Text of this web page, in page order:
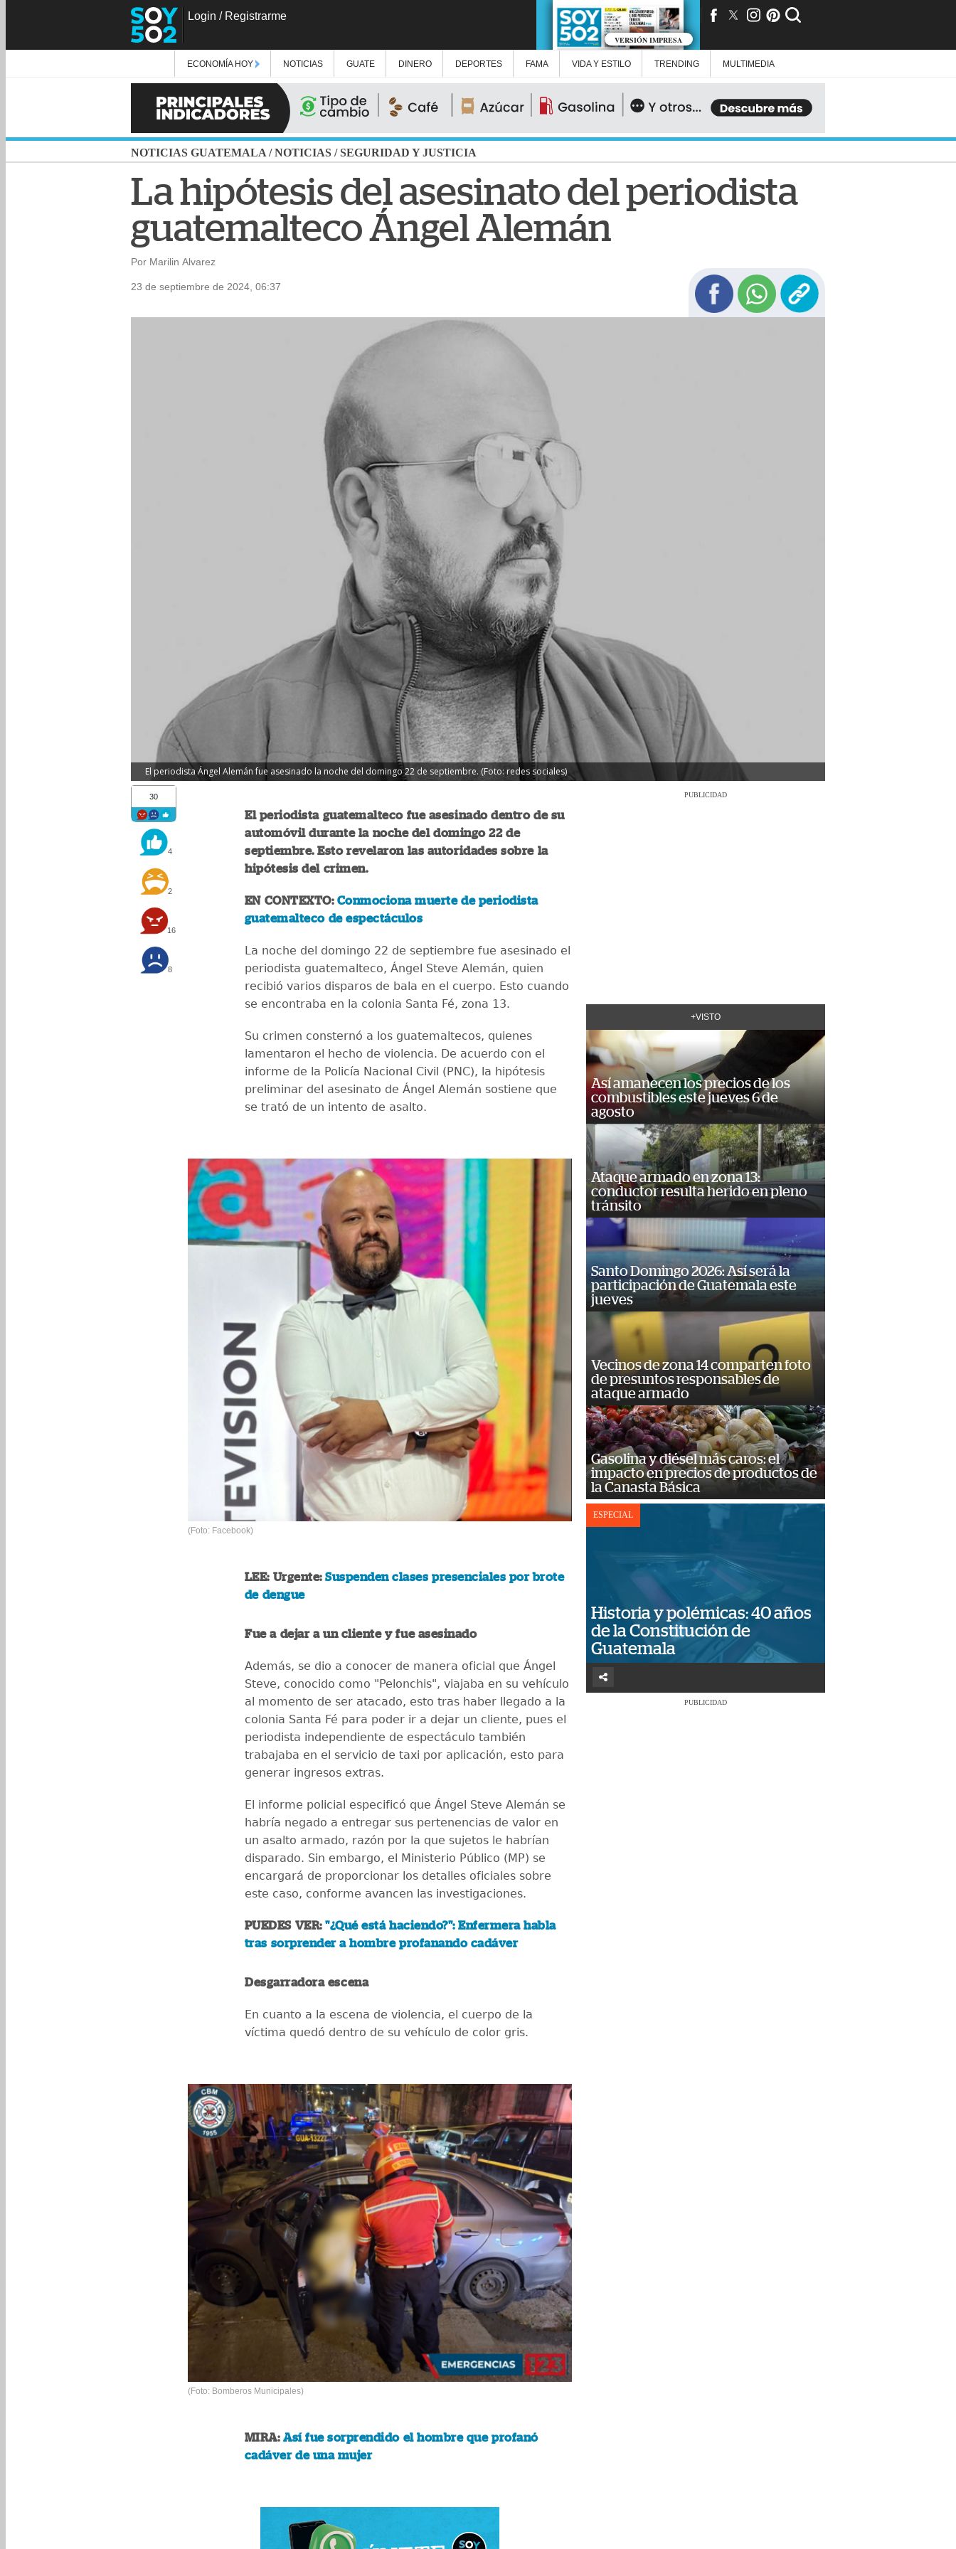
Login / Registrarme
VERSIÓN IMPRESA
ECONOMÍA HOY NOTICIAS GUATE DINERO DEPORTES FAMA VIDA Y ESTILO TRENDING MULTIMEDIA
NOTICIAS GUATEMALA /NOTICIAS /SEGURIDAD Y JUSTICIA
La hipótesis del asesinato del periodista
guatemalteco Ángel Alemán
Por Marilin Alvarez
23 de septiembre de 2024, 06:37
El periodista Ángel Alemán fue asesinado la noche del domingo 22 de septiembre. (Foto: redes sociales)
30
4
2
16
8
El periodista guatemalteco fue asesinado dentro de su
automóvil durante la noche del domingo 22 de
septiembre. Esto revelaron las autoridades sobre la
hipótesis del crimen.
EN CONTEXTO: Conmociona muerte de periodista
guatemalteco de espectáculos
La noche del domingo 22 de septiembre fue asesinado el
periodista guatemalteco, Ángel Steve Alemán, quien
recibió varios disparos de bala en el cuerpo. Esto cuando
se encontraba en la colonia Santa Fé, zona 13.
Su crimen consternó a los guatemaltecos, quienes
lamentaron el hecho de violencia. De acuerdo con el
informe de la Policía Nacional Civil (PNC), la hipótesis
preliminar del asesinato de Ángel Alemán sostiene que
se trató de un intento de asalto.
(Foto: Facebook)
LEE: Urgente:Suspenden clases presenciales por brote
de dengue
Fue a dejar a un cliente y fue asesinado
Además, se dio a conocer de manera oficial que Ángel
Steve, conocido como "Pelonchis", viajaba en su vehículo
al momento de ser atacado, esto tras haber llegado a la
colonia Santa Fé para poder ir a dejar un cliente, pues el
periodista independiente de espectáculo también
trabajaba en el servicio de taxi por aplicación, esto para
generar ingresos extras.
El informe policial especificó que Ángel Steve Alemán se
habría negado a entregar sus pertenencias de valor en
un asalto armado, razón por la que sujetos le habrían
disparado. Sin embargo, el Ministerio Público (MP) se
encargará de proporcionar los detalles oficiales sobre
este caso, conforme avancen las investigaciones.
PUEDES VER:"¿Qué está haciendo?": Enfermera habla
tras sorprender a hombre profanando cadáver
Desgarradora escena
En cuanto a la escena de violencia, el cuerpo de la
víctima quedó dentro de su vehículo de color gris.
(Foto: Bomberos Municipales)
MIRA:Así fue sorprendido el hombre que profanó
cadáver de una mujer
PUBLICIDAD
+VISTO
Así amanecen los precios de los
combustibles este jueves 6 de
agosto
Ataque armado en zona 13:
conductor resulta herido en pleno
tránsito
Santo Domingo 2026: Así será la
participación de Guatemala este
jueves
Vecinos de zona 14 comparten foto
de presuntos responsables de
ataque armado
Gasolina y diésel más caros: el
impacto en precios de productos de
la Canasta Básica
ESPECIAL
Historia y polémicas: 40 años
de la Constitución de
Guatemala
PUBLICIDAD